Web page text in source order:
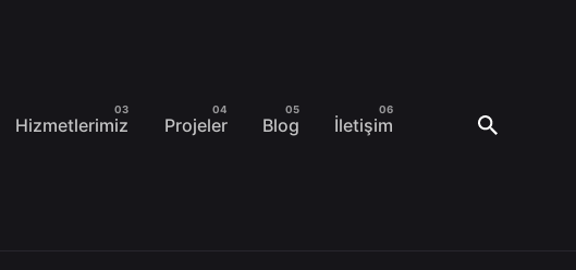
Hizmetlerimiz Projeler Blog İletişim